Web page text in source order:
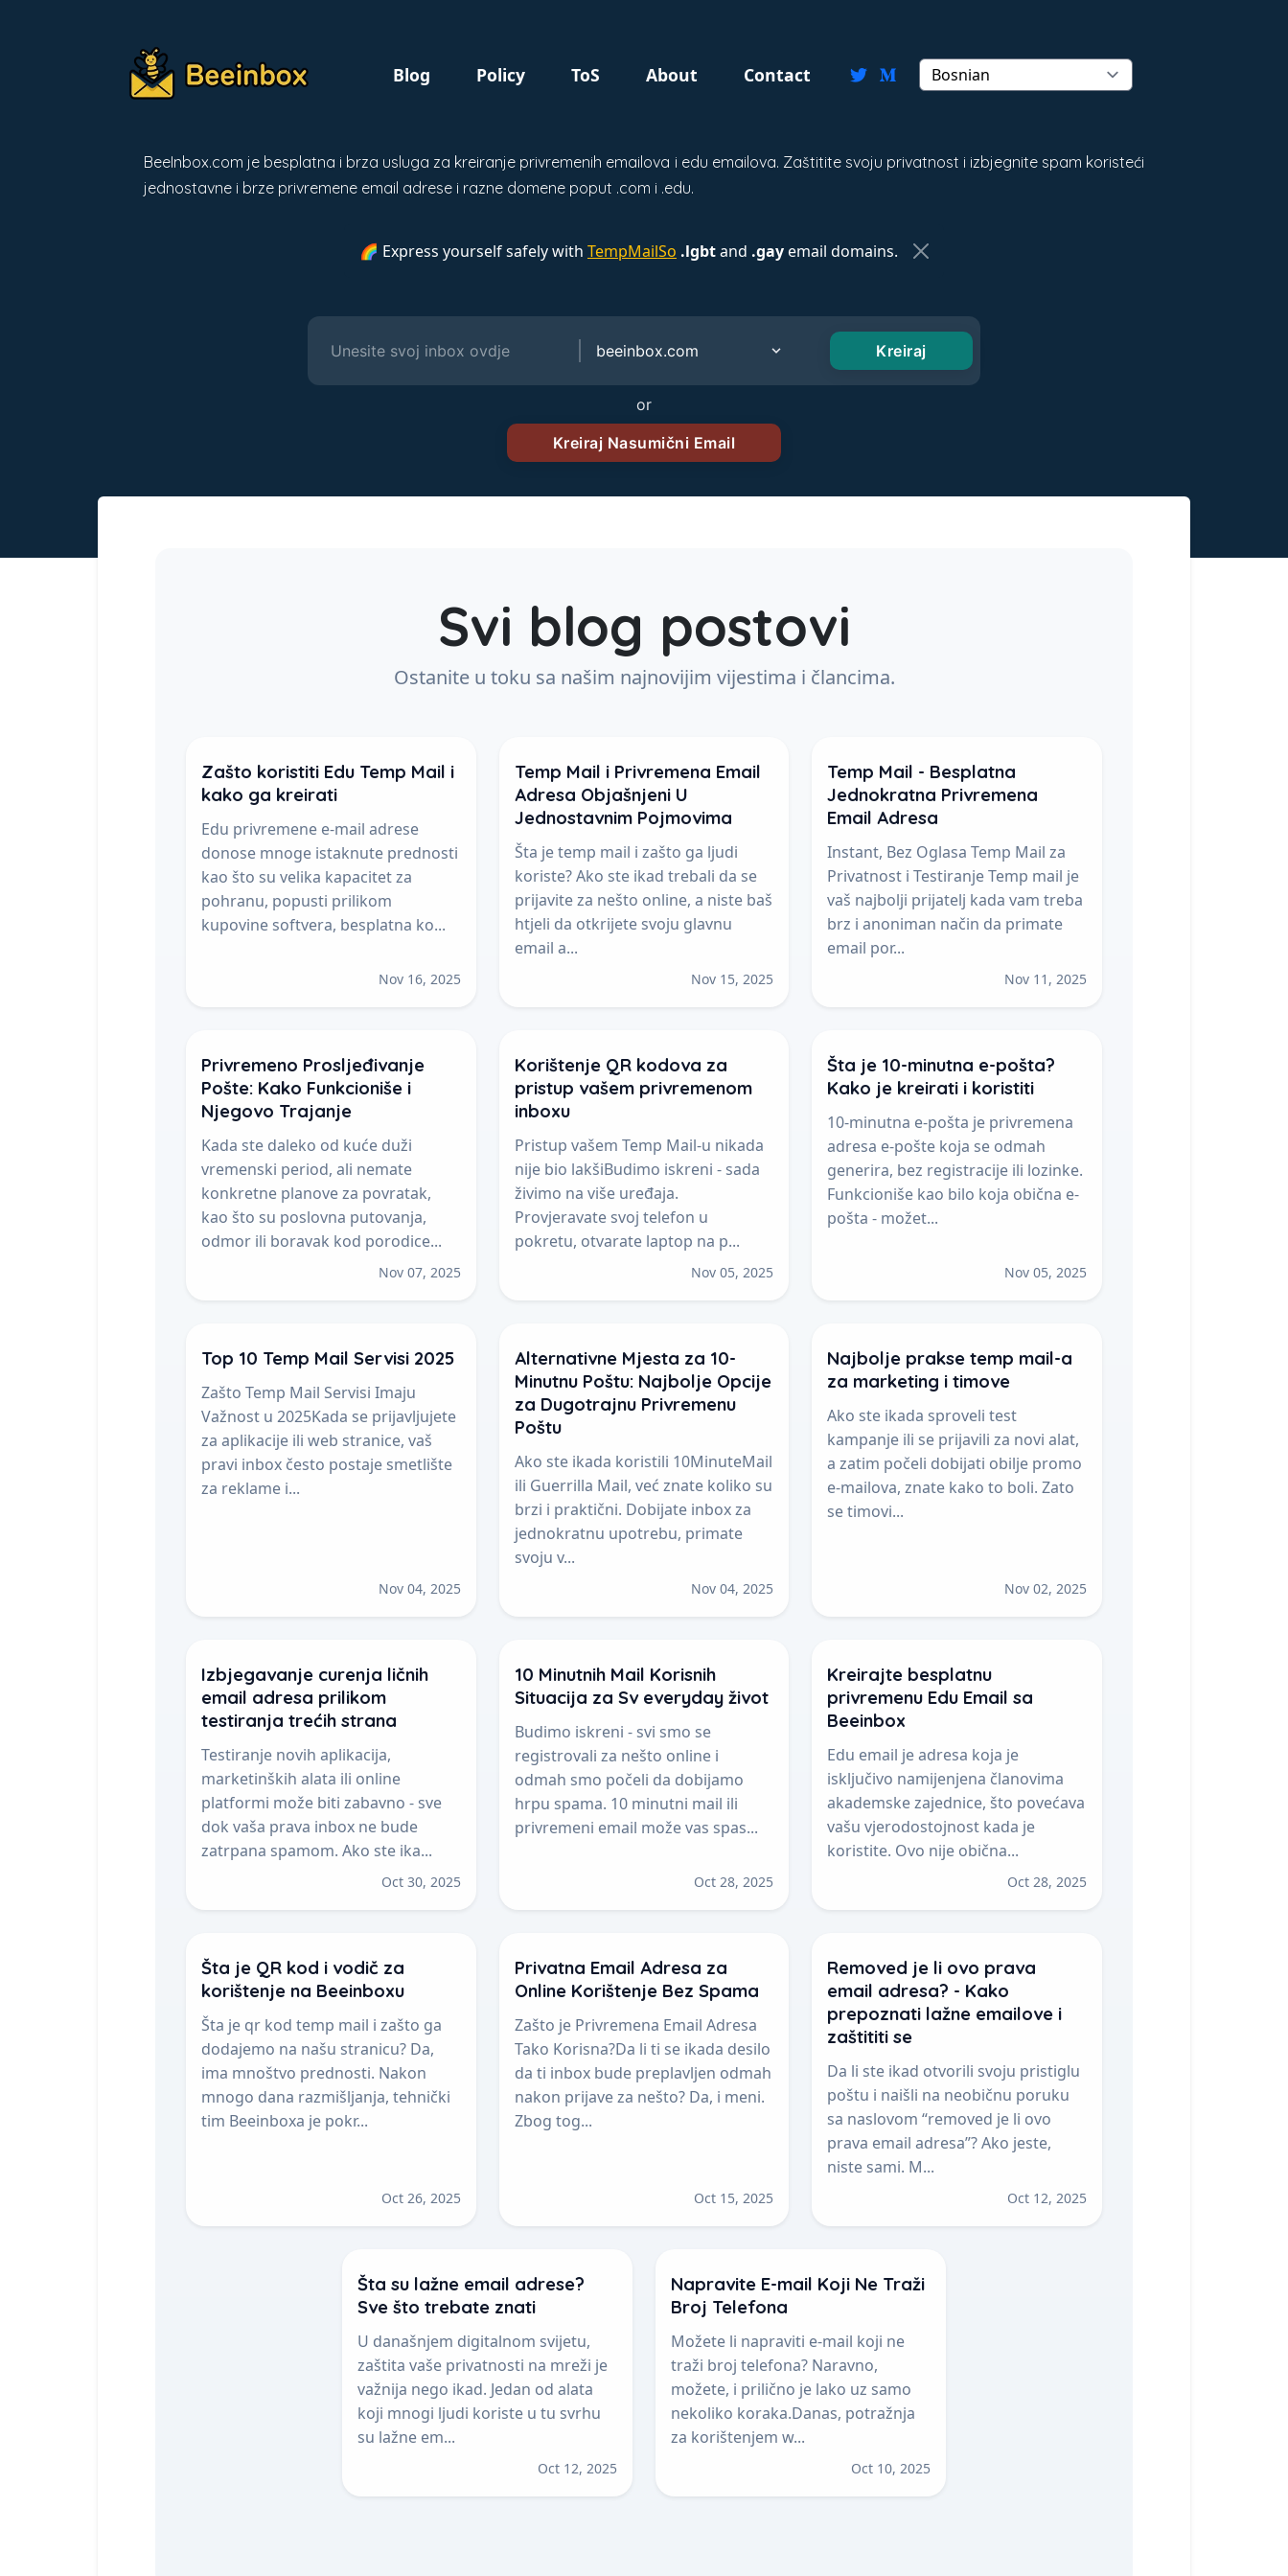
Blog Policy ToS About Contact
BeeInbox.com je besplatna i brza usluga za kreiranje privremenih emailova i edu emailova. Zaštitite svoju privatnost i izbjegnite spam koristeći
jednostavne i brze privremene email adrese i razne domene poput .com i .edu.
🌈 Express yourself safely with TempMailSo .lgbtand .gayemail domains.
or
Svi blog postovi
Ostanite u toku sa našim najnovijim vijestima i člancima.
Zašto koristiti Edu Temp Mail i
kako ga kreirati
Edu privremene e-mail adrese
donose mnoge istaknute prednosti
kao što su velika kapacitet za
pohranu, popusti prilikom
kupovine softvera, besplatna ko...
Nov 16, 2025
Temp Mail i Privremena Email
Adresa Objašnjeni U
Jednostavnim Pojmovima
Šta je temp mail i zašto ga ljudi
koriste? Ako ste ikad trebali da se
prijavite za nešto online, a niste baš
htjeli da otkrijete svoju glavnu
email a...
Nov 15, 2025
Temp Mail - Besplatna
Jednokratna Privremena
Email Adresa
Instant, Bez Oglasa Temp Mail za
Privatnost i Testiranje Temp mail je
vaš najbolji prijatelj kada vam treba
brz i anoniman način da primate
email por...
Nov 11, 2025
Privremeno Prosljeđivanje
Pošte: Kako Funkcioniše i
Njegovo Trajanje
Kada ste daleko od kuće duži
vremenski period, ali nemate
konkretne planove za povratak,
kao što su poslovna putovanja,
odmor ili boravak kod porodice...
Nov 07, 2025
Korištenje QR kodova za
pristup vašem privremenom
inboxu
Pristup vašem Temp Mail-u nikada
nije bio lakšiBudimo iskreni - sada
živimo na više uređaja.
Provjeravate svoj telefon u
pokretu, otvarate laptop na p...
Nov 05, 2025
Šta je 10-minutna e-pošta?
Kako je kreirati i koristiti
10-minutna e-pošta je privremena
adresa e-pošte koja se odmah
generira, bez registracije ili lozinke.
Funkcioniše kao bilo koja obična e-
pošta - možet...
Nov 05, 2025
Top 10 Temp Mail Servisi 2025
Zašto Temp Mail Servisi Imaju
Važnost u 2025Kada se prijavljujete
za aplikacije ili web stranice, vaš
pravi inbox često postaje smetlište
za reklame i...
Nov 04, 2025
Alternativne Mjesta za 10-
Minutnu Poštu: Najbolje Opcije
za Dugotrajnu Privremenu
Poštu
Ako ste ikada koristili 10MinuteMail
ili Guerrilla Mail, već znate koliko su
brzi i praktični. Dobijate inbox za
jednokratnu upotrebu, primate
svoju v...
Nov 04, 2025
Najbolje prakse temp mail-a
za marketing i timove
Ako ste ikada sproveli test
kampanje ili se prijavili za novi alat,
a zatim počeli dobijati obilje promo
e-mailova, znate kako to boli. Zato
se timovi...
Nov 02, 2025
Izbjegavanje curenja ličnih
email adresa prilikom
testiranja trećih strana
Testiranje novih aplikacija,
marketinških alata ili online
platformi može biti zabavno - sve
dok vaša prava inbox ne bude
zatrpana spamom. Ako ste ika...
Oct 30, 2025
10 Minutnih Mail Korisnih
Situacija za Sv everyday život
Budimo iskreni - svi smo se
registrovali za nešto online i
odmah smo počeli da dobijamo
hrpu spama. 10 minutni mail ili
privremeni email može vas spas...
Oct 28, 2025
Kreirajte besplatnu
privremenu Edu Email sa
Beeinbox
Edu email je adresa koja je
isključivo namijenjena članovima
akademske zajednice, što povećava
vašu vjerodostojnost kada je
koristite. Ovo nije obična...
Oct 28, 2025
Šta je QR kod i vodič za
korištenje na Beeinboxu
Šta je qr kod temp mail i zašto ga
dodajemo na našu stranicu? Da,
ima mnoštvo prednosti. Nakon
mnogo dana razmišljanja, tehnički
tim Beeinboxa je pokr...
Oct 26, 2025
Privatna Email Adresa za
Online Korištenje Bez Spama
Zašto je Privremena Email Adresa
Tako Korisna?Da li ti se ikada desilo
da ti inbox bude preplavljen odmah
nakon prijave za nešto? Da, i meni.
Zbog tog...
Oct 15, 2025
Removed je li ovo prava
email adresa? - Kako
prepoznati lažne emailove i
zaštititi se
Da li ste ikad otvorili svoju pristiglu
poštu i naišli na neobičnu poruku
sa naslovom “removed je li ovo
prava email adresa”? Ako jeste,
niste sami. M...
Oct 12, 2025
Šta su lažne email adrese?
Sve što trebate znati
U današnjem digitalnom svijetu,
zaštita vaše privatnosti na mreži je
važnija nego ikad. Jedan od alata
koji mnogi ljudi koriste u tu svrhu
su lažne em...
Oct 12, 2025
Napravite E-mail Koji Ne Traži
Broj Telefona
Možete li napraviti e-mail koji ne
traži broj telefona? Naravno,
možete, i prilično je lako uz samo
nekoliko koraka. Danas, potražnja
za korištenjem w...
Oct 10, 2025